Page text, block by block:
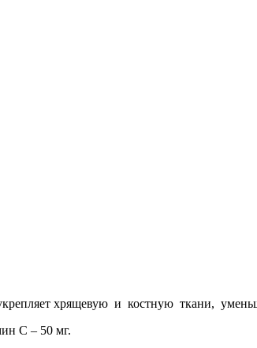
укрепляет хрящевую и костную ткани,
С – 50 мг.